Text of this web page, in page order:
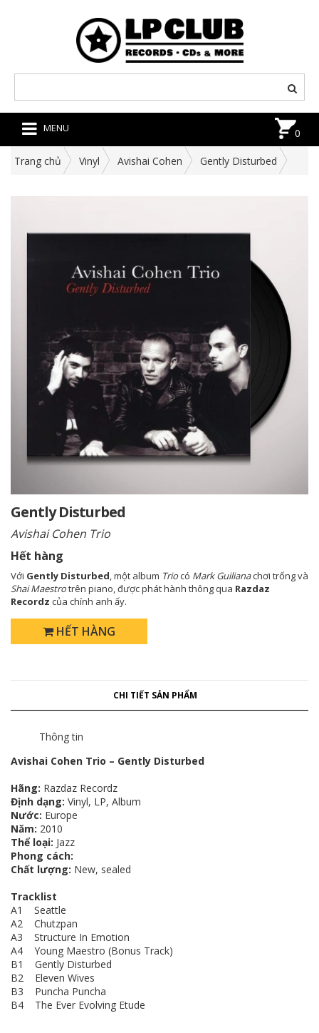
MENU 0
Trang chủ Vinyl Avishai Cohen Gently Disturbed
Gently Disturbed
Avishai Cohen Trio
Hết hàng
Với Gently Disturbed, một album Triocó Mark Guilianachơi trống và
Shai Maestrotrên piano, được phát hành thông qua Razdaz
Recordz của chính anh ấy.
HẾT HÀNG
CHI TIẾT SẢN PHẨM
Thông tin
Avishai Cohen Trio ‎– Gently Disturbed
Hãng: Razdaz Recordz
Định dạng: Vinyl, LP, Album
Nước: Europe
Năm: 2010
Thể loại: Jazz
Phong cách:
Chất lượng: New, sealed
Tracklist
A1 Seattle
A2 Chutzpan
A3 Structure In Emotion
A4 Young Maestro (Bonus Track)
B1 Gently Disturbed
B2 Eleven Wives
B3 Puncha Puncha
B4 The Ever Evolving Etude